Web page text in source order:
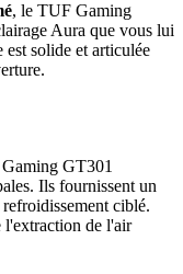
, le TUF Gaming
Aura que vous lui
est solide et articulée
GT301
Ils fournissent un
ciblé.
l'extraction de l'air